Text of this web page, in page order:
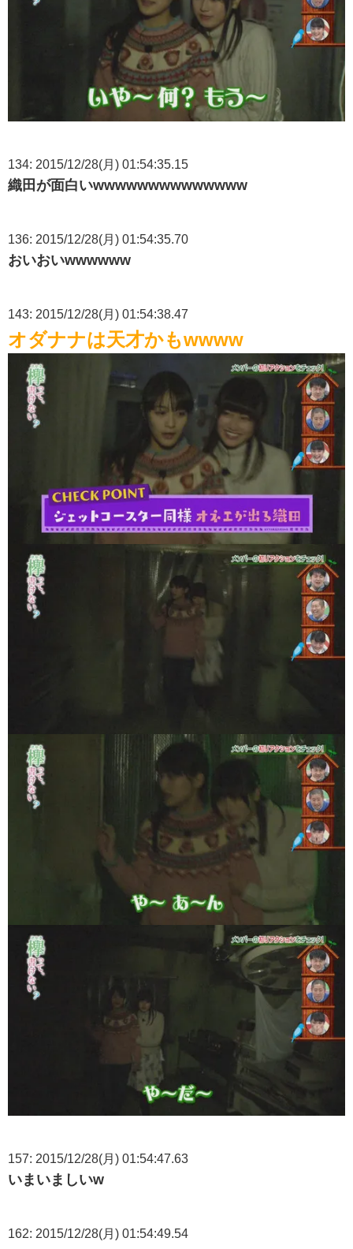
134: 2015/12/28(月) 01:54:35.15
織田が面白いwwwwwwwwwwwwww
136: 2015/12/28(月) 01:54:35.70
おいおいwwwwww
143: 2015/12/28(月) 01:54:38.47
オダナナは天才かもwwww
157: 2015/12/28(月) 01:54:47.63
いまいましいw
162: 2015/12/28(月) 01:54:49.54